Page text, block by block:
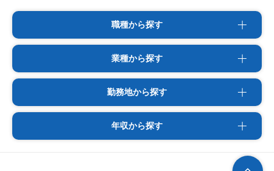
職種から探す
業種から探す
勤務地から探す
年収から探す